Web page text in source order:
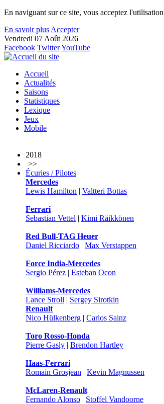
En naviguant sur ce site, vous acceptez
En savoir plus Accepter
Vendredi 07 Août 2026
Facebook TwitterYouTube
Accueil
Actualités
Saisons
Statistiques
Lexique
Jeux
Mobile
2018
>>
Écuries / Pilotes
Mercedes
Lewis Hamilton | Valtteri Bottas
Ferrari
Sebastian Vettel | Kimi Räikkönen
Red Bull-TAG Heuer
Daniel Ricciardo | Max Verstappen
Force India-Mercedes
Sergio Pérez | Esteban Ocon
Williams-Mercedes
Lance Stroll | Sergey Sirotkin
Renault
Nico Hülkenberg | Carlos Sainz
Toro Rosso-Honda
Pierre Gasly | Brendon Hartley
Haas-Ferrari
Romain Grosjean | Kevin Magnussen
McLaren-Renault
Fernando Alonso | Stoffel Vandoorne